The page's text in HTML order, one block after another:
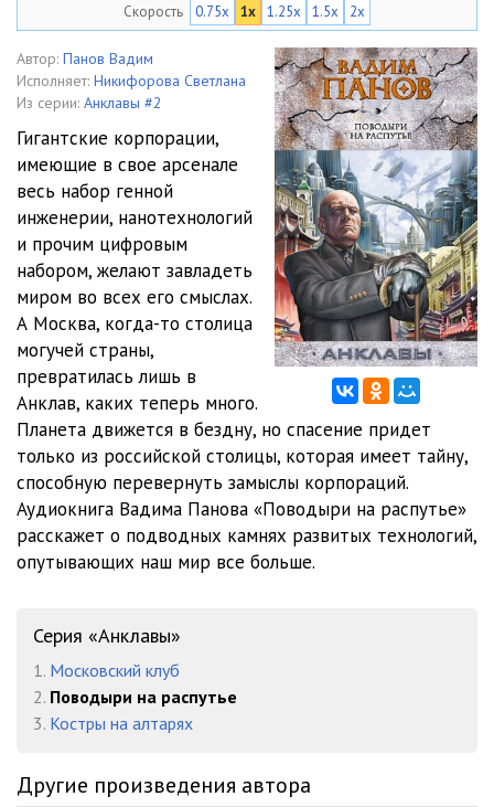
005_Глава_1-1
006_Глава_1-2 16:17
007_Глава_1-3 09:13
008_Глава_1-4 13:28
009_Глава_1-5 18:17
010_Глава_1-6 11:33
011_Глава_1-7 17:35
012_Глава_1-8 04:01
013_Глава_2-1 07:41
014_Глава_2-2
015_Глава_2-3 18:09
016_Глава_2-4
017_Глава_2-5 15:02
019_Глава_2-7
020_Глава_2-8
021_Глава_2-9
Скорость 0.75x 1x 1.25x 1.5x 2x
Автор: Панов Вадим
Исполняет: Никифорова Светлана
Из серии: Анклавы #2
Гигантские корпорации,
имеющие в свое арсенале
весь набор генной
инженерии, нанотехнологий
и прочим цифровым
набором, желают завладеть
миром во всех его смыслах.
А Москва, когда-то столица
могучей страны,
превратилась лишь в
Анклав, каких теперь много.
Планета движется в бездну, но спасение придет
только из российской столицы, которая имеет тайну,
способную перевернуть замыслы корпораций.
Аудиокнига Вадима Панова «Поводыри на распутье»
расскажет о подводных камнях развитых технологий,
опутывающих наш мир все больше.
Серия «Анклавы»
1. Московский клуб
2. Поводыри на распутье
3. Костры на алтарях
Другие произведения автора